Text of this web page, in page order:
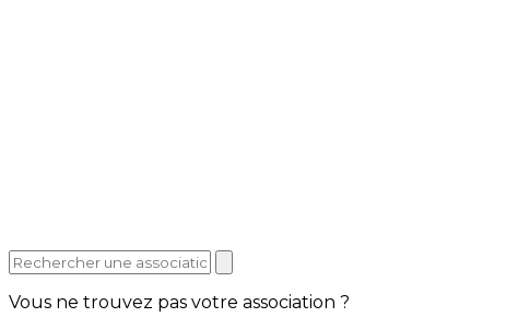
Vous ne trouvez pas votre association ?